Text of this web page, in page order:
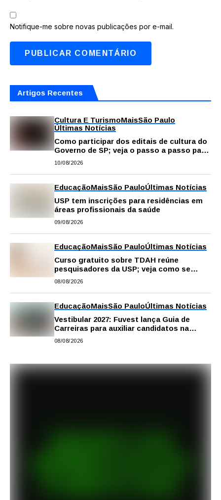
Notifique-me sobre novas publicações por e-mail.
Artigos Recentes
Cultura E TurismoMaisSão Paulo
Últimas Notícias
Como participar dos editais de cultura do
Governo de SP; veja o passo a passo para
fazer a inscrição
10/08/2026
EducaçãoMaisSão PauloÚltimas Notícias
USP tem inscrições para residências em
áreas profissionais da saúde
09/08/2026
EducaçãoMaisSão PauloÚltimas Notícias
Curso gratuito sobre TDAH reúne
pesquisadores da USP; veja como se
inscrever
08/08/2026
EducaçãoMaisSão PauloÚltimas Notícias
Vestibular 2027: Fuvest lança Guia de
Carreiras para auxiliar candidatos na
escolha da profissão
08/08/2026